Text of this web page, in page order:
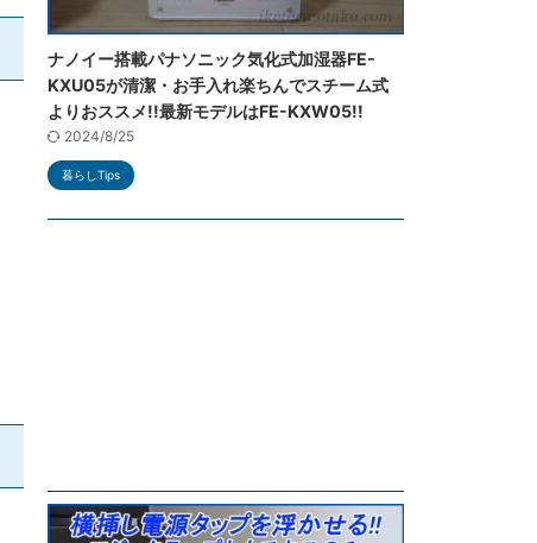
ナノイー搭載パナソニック気化式加湿器FE-
KXU05が清潔・お手入れ楽ちんでスチーム式
よりおススメ!!最新モデルはFE-KXW05!!
2024/8/25
暮らしTips